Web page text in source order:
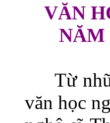
VĂN
NĂM
Từ
văn học